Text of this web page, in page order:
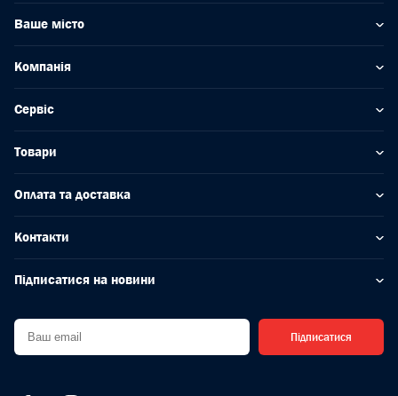
Ваше місто
Компанія
Сервіс
Товари
Оплата та доставка
Контакти
Підписатися на новини
Підписатися